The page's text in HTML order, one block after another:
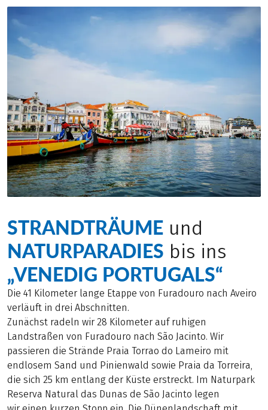
STRANDTRÄUME und
NATURPARADIES bis ins
„VENEDIG PORTUGALS“
Die 41 Kilometer lange Etappe von Furadouro nach Aveiro
verläuft in drei Abschnitten.
Zunächst radeln wir 28 Kilometer auf ruhigen
Landstraßen von Furadouro nach São Jacinto. Wir
passieren die Strände Praia Torrao do Lameiro mit
endlosem Sand und Pinienwald sowie Praia da Torreira,
die sich 25 km entlang der Küste erstreckt. Im Naturpark
Reserva Natural das Dunas de São Jacinto legen